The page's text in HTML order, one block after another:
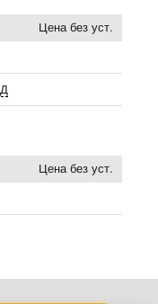
Цена без уст.
Цена без уст.